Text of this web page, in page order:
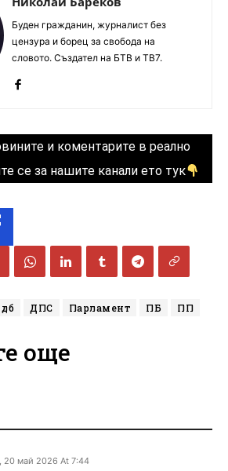
Буден гражданин, журналист без
цензура и борец за свобода на
словото. Създател на БТВ и ТВ7.
и коментарите в реално
се за нашите канали ето тук
дб ДПС Парламент ПБ
ПП
още
20 май 2026 At 7:44